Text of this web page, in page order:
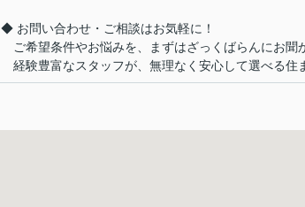
◆ お問い合わせ・ご相談はお気軽に！
ご希望条件やお悩みを、まずはざっくばらんにお聞
経験豊富なスタッフが、無理なく安心して選べる住